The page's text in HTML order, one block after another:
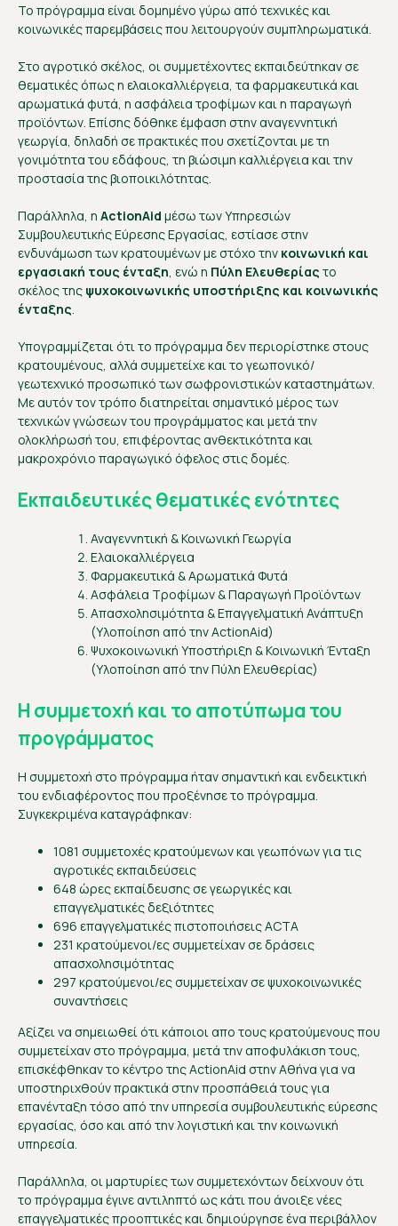
Το πρόγραμμα είναι δομημένο γύρω από τεχνικές και
κοινωνικές παρεμβάσεις που λειτουργούν συμπληρωματικά.
Στο αγροτικό σκέλος, οι συμμετέχοντες εκπαιδεύτηκαν σε
θεματικές όπως η ελαιοκαλλιέργεια, τα φαρμακευτικά και
αρωματικά φυτά, η ασφάλεια τροφίμων και η παραγωγή
προϊόντων. Επίσης δόθηκε έμφαση στην αναγεννητική
γεωργία, δηλαδή σε πρακτικές που σχετίζονται με τη
γονιμότητα του εδάφους, τη βιώσιμη καλλιέργεια και την
προστασία της βιοποικιλότητας.
Παράλληλα, η ActionAid μέσω των Υπηρεσιών
Συμβουλευτικής Εύρεσης Εργασίας, εστίασε στην
ενδυνάμωση των κρατουμένων με στόχο την κοινωνική και
εργασιακή τους ένταξη , ενώ η Πύλη Ελευθερίας το
σκέλος της ψυχοκοινωνικής υποστήριξης και κοινωνικής
ένταξης
Υπογραμμίζεται ότι το πρόγραμμα δεν περιορίστηκε στους
κρατουμένους, αλλά συμμετείχε και το γεωπονικό/
γεωτεχνικό προσωπικό των σωφρονιστικών καταστημάτων.
Με αυτόν τον τρόπο διατηρείται σημαντικό μέρος των
τεχνικών γνώσεων του προγράμματος και μετά την
ολοκλήρωσή του, επιφέροντας ανθεκτικότητα και
μακροχρόνιο παραγωγικό όφελος στις δομές.
Εκπαιδευτικές θεματικές ενότητες
Αναγεννητική & Κοινωνική Γεωργία
Ελαιοκαλλιέργεια
Φαρμακευτικά & Αρωματικά Φυτά
Ασφάλεια Τροφίμων & Παραγωγή Προϊόντων
Απασχολησιμότητα & Επαγγελματική Ανάπτυξη
(Υλοποίηση από την ActionAid)
Ψυχοκοινωνική Υποστήριξη & Κοινωνική Ένταξη
(Υλοποίηση από την Πύλη Ελευθερίας)
Η συμμετοχή και το αποτύπωμα του
προγράμματος
Η συμμετοχή στο πρόγραμμα ήταν σημαντική και ενδεικτική
του ενδιαφέροντος που προξένησε το πρόγραμμα.
Συγκεκριμένα καταγράφηκαν:
1081 συμμετοχές κρατούμενων και γεωπόνων για τις
αγροτικές εκπαιδεύσεις
648 ώρες εκπαίδευσης σε γεωργικές και
επαγγελματικές δεξιότητες
696 επαγγελματικές πιστοποιήσεις ACTA
231 κρατούμενοι/ες συμμετείχαν σε δράσεις
απασχολησιμότητας
297 κρατούμενοι/ες συμμετείχαν σε ψυχοκοινωνικές
συναντήσεις
Αξίζει να σημειωθεί ότι κάποιοι απο τους κρατούμενους που
συμμετείχαν στο πρόγραμμα, μετά την αποφυλάκιση τους,
επισκέφθηκαν το κέντρο της ActionAid στην Αθήνα για να
υποστηριχθούν πρακτικά στην προσπάθειά τους για
επανένταξη τόσο από την υπηρεσία συμβουλευτικής εύρεσης
εργασίας, όσο και από την λογιστική και την κοινωνική
υπηρεσία.
Παράλληλα, οι μαρτυρίες των συμμετεχόντων δείχνουν ότι
το πρόγραμμα έγινε αντιληπτό ως κάτι που άνοιξε νέες
επαγγελματικές προοπτικές και δημιούργησε ένα περιβάλλον